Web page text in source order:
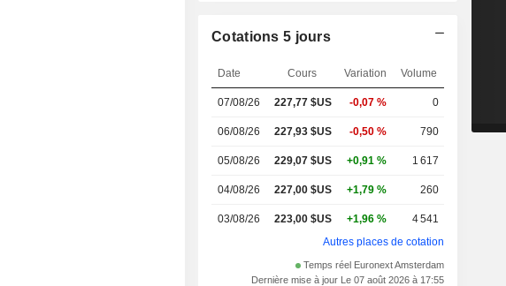
Cotations 5 jours
Date Cours Variation Volume
07/08/26 227,77 $US -0,07 % 0
06/08/26 227,93 $US -0,50 % 790
05/08/26 229,07 $US +0,91 % 1 617
04/08/26 227,00 $US +1,79 % 260
03/08/26 223,00 $US +1,96 %
4 541
Autres places de cotation
Temps réel Euronext Amsterdam
Dernière mise à jour Le 07 août 2026 à 17:55